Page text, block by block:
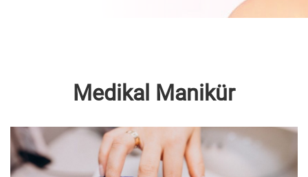
Medikal Manikür